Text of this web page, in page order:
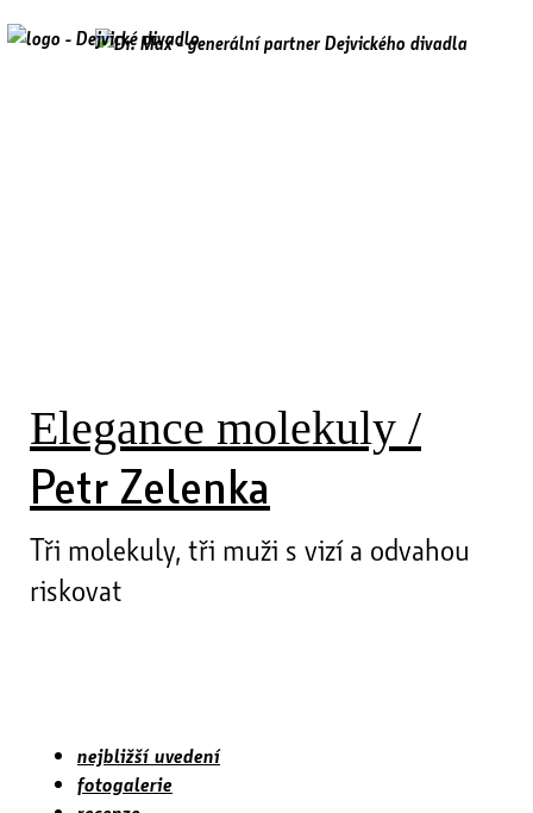
Elegance molekuly /
Petr Zelenka
Tři molekuly, tři muži s vizí a odvahou
riskovat
nejbližší uvedení
fotogalerie